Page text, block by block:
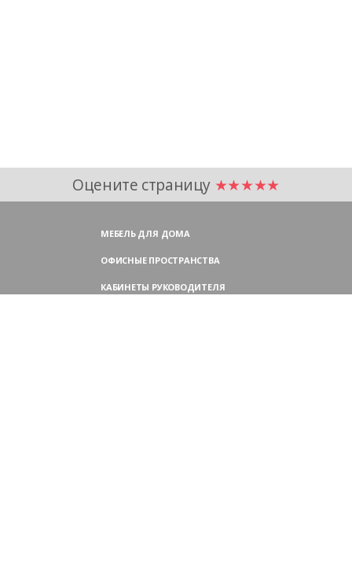
Оцените страницу ★★★★★
МЕБЕЛЬ ДЛЯ ДОМА
ОФИСНЫЕ ПРОСТРАНСТВА
КАБИНЕТЫ РУКОВОДИТЕЛЯ